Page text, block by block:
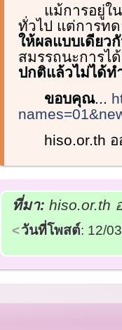
แม้การอยู่ใ
ทั่วไป แต่การท
ให้ผลแบบเดียว
สมรรถนะการไ
ปกติแล้วไม่ได้ท
ขอบคุณ...
hiso.or.th
ที่มา: hiso.or.th
วันที่โพสต์: 12/